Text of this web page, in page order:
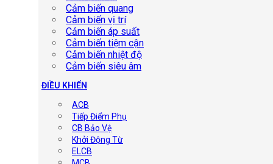
Cảm biến quang
Cảm biến vị trí
Cảm biến áp suất
Cảm biến tiệm cận
Cảm biến nhiệt độ
Cảm biến siêu âm
ĐIỀU KHIỂN
ACB
Tiếp Điểm Phụ
CB Bảo Vệ
Khởi Động Từ
ELCB